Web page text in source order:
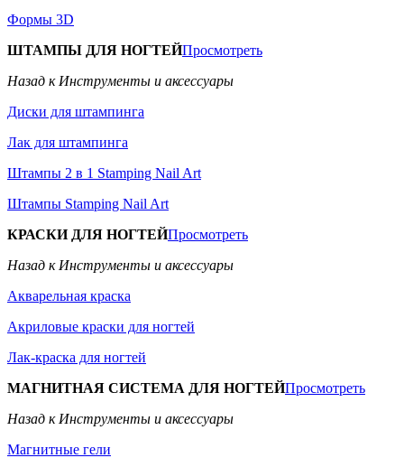
Формы 3D
ШТАМПЫ ДЛЯ НОГТЕЙПросмотреть
Назад к Инструменты и аксессуары
Диски для штампинга
Лак для штампинга
Штампы 2 в 1 Stamping Nail Art
Штампы Stamping Nail Art
КРАСКИ ДЛЯ НОГТЕЙПросмотреть
Назад к Инструменты и аксессуары
Акварельная краска
Акриловые краски для ногтей
Лак-краска для ногтей
МАГНИТНАЯ СИСТЕМА ДЛЯ НОГТЕЙПросмотреть
Назад к Инструменты и аксессуары
Магнитные гели